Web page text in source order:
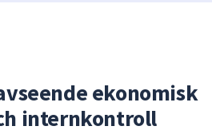
sökfältet
kommer
sökförslag
ekonomisk
internkontroll